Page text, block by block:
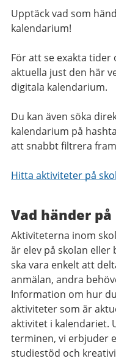
Upptäck vad som
kalendarium!
För att se exakta
aktuella just den här
digitala kalendarium.
Du kan även söka
kalendarium på
att snabbt filtrera
Hitta aktiviteter på
Vad händer
Aktiviteterna inom
är elev på skolan
ska vara enkelt att
anmälan, andra
Information om hur
aktiviteter som är
aktivitet i kalendariet.
terminen, vi erbjuder
studiestöd och